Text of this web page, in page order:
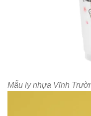
Mẫu ly nhựa Vĩnh